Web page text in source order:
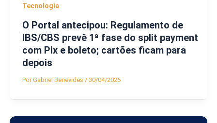
Tecnologia
O Portal antecipou: Regulamento de
IBS/CBS prevê 1ª fase do split payment
com Pix e boleto; cartões ficam para
depois
PorGabriel Benevides / 30/04/2026